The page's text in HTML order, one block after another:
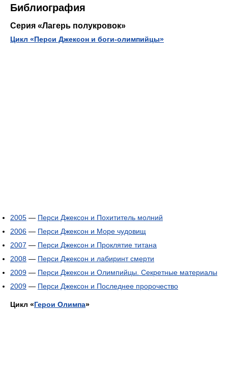
Библиография
Серия «Лагерь полукровок»
Цикл «Перси Джексон и боги-олимпийцы»
2005 — Перси Джексон и Похититель молний
2006 — Перси Джексон и Море чудовищ
2007 — Перси Джексон и Проклятие титана
2008 — Перси Джексон и лабиринт смерти
2009 — Перси Джексон и Олимпийцы. Секретные материалы
2009 — Перси Джексон и Последнее пророчество
Цикл «Герои Олимпа»